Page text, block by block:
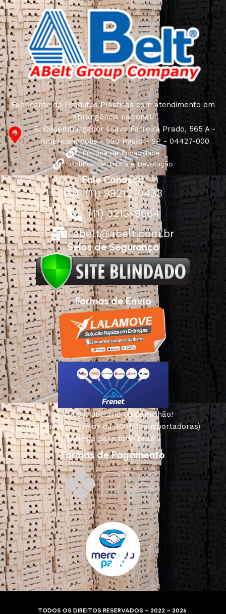
Fabricante de Produtos Plásticos com atendimento em
abrangência nacional!
R. Desembargador Olavo Ferreira Prado, 565 A -
Americanópolis - São Paulo - SP - 04427-000
Política de Privacidade
Política de Troca e Devolução
Fale Conosco
(11) 99212-0433
(11) 3213-9664
abelt@abelt.com.br
Selos de Segurança
Formas de Envio
Motoboy, Utilitário ou Caminhão!
(Lalamove, Correios ou 400+ Transportadoras)
Entrega para todo Brasil!
Formas de Pagamento
TODOS OS DIREITOS RESERVADOS – 2022 – 2026